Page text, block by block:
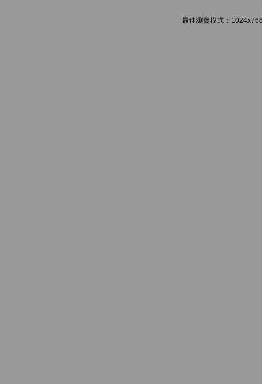
最佳瀏覽模式：